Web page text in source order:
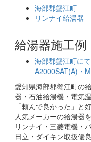
海部郡蟹江町
リンナイ給湯器
給湯器施工例
海部郡蟹江町に
A2000SAT(A)・
愛知県海部郡蟹江町の
器・石油給湯機・電気
「頼んで良かった」と
人気メーカーの給湯器
リンナイ・三菱電機・
日立・ダイキン取扱優良